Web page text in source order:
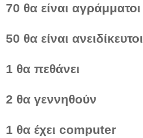
70 θα είναι αγράμματοι
50 θα είναι ανειδίκευτοι
1 θα πεθάνει
2 θα γεννηθούν
1 θα έχει computer